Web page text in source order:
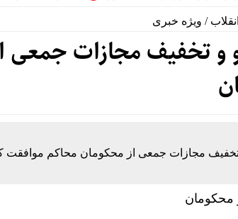
/ ویژه خبری
و تخفیف مجازات جمعی
تخفیف مجازات جمعی از محکومان محاکم موافقت